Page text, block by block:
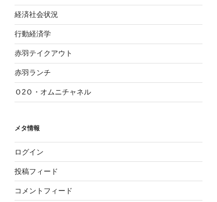
経済社会状況
行動経済学
赤羽テイクアウト
赤羽ランチ
Ｏ2Ｏ・オムニチャネル
メタ情報
ログイン
投稿フィード
コメントフィード